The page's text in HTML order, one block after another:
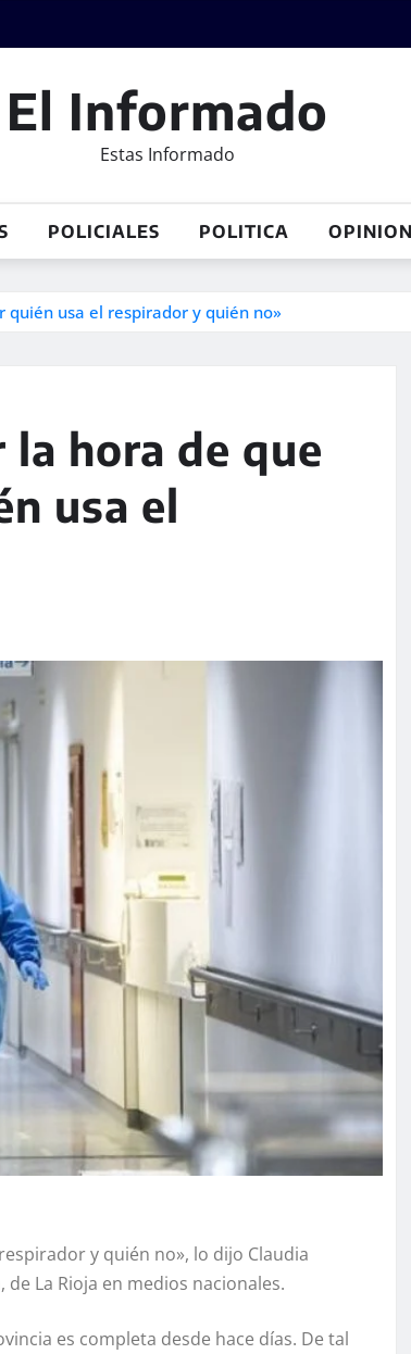
El Informado
Estas Informado
POLICIALES POLITICA OPINION
quién usa el respirador y quién no»
hora de que
usa el
y quién no», lo dijo Claudia
La Rioja en medios nacionales.
es completa desde hace días. De tal